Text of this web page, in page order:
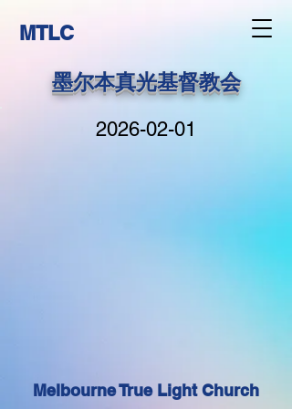
MTLC
墨尔本真光基督教会
2026-02-01
Melbourne True Light Church